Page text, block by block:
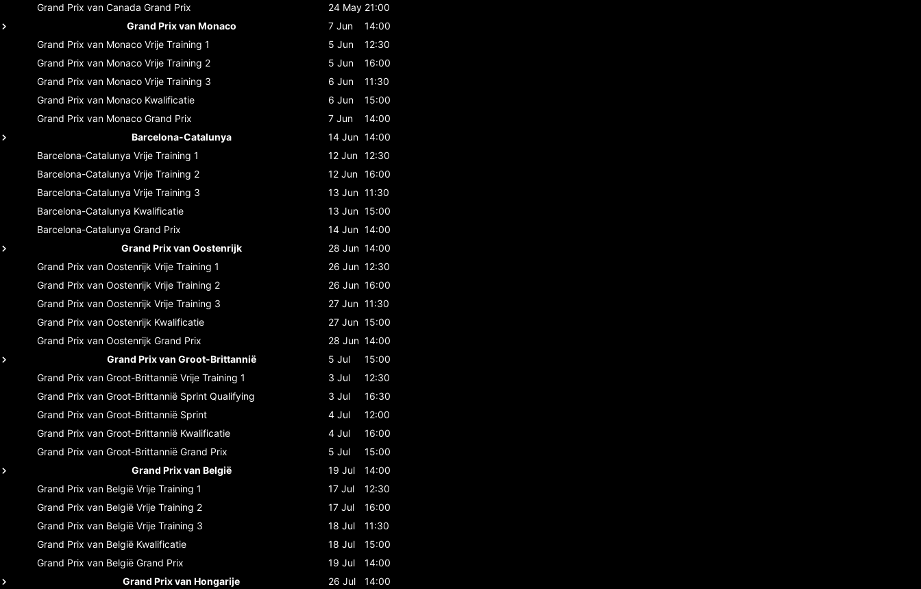
Grand Prix van Canada Grand Prix 24 May 21:00
Grand Prix van Monaco
7 Jun
14:00
Grand Prix van Monaco Vrije Training 1 5 Jun
12:30
Grand Prix van Monaco Vrije Training 2 5 Jun
16:00
Grand Prix van Monaco Vrije Training 3 6 Jun
11:30
Grand Prix van Monaco Kwalificatie 6 Jun
15:00
Grand Prix van Monaco Grand Prix 7 Jun
14:00
Barcelona-Catalunya
14 Jun 14:00
Barcelona-Catalunya Vrije Training 1 12 Jun 12:30
Barcelona-Catalunya Vrije Training 2 12 Jun 16:00
Barcelona-Catalunya Vrije Training 3 13 Jun 11:30
Barcelona-Catalunya Kwalificatie 13 Jun 15:00
Barcelona-Catalunya Grand Prix 14 Jun 14:00
Grand Prix van Oostenrijk
28 Jun 14:00
Grand Prix van Oostenrijk Vrije Training 1 26 Jun 12:30
Grand Prix van Oostenrijk Vrije Training 2 26 Jun 16:00
Grand Prix van Oostenrijk Vrije Training 3 27 Jun 11:30
Grand Prix van Oostenrijk Kwalificatie 27 Jun 15:00
Grand Prix van Oostenrijk Grand Prix 28 Jun 14:00
Grand Prix van Groot-Brittannië
5 Jul
15:00
Grand Prix van Groot-Brittannië Vrije Training 1 3 Jul
12:30
Grand Prix van Groot-Brittannië Sprint Qualifying 3 Jul
16:30
Grand Prix van Groot-Brittannië Sprint 4 Jul
12:00
Grand Prix van Groot-Brittannië Kwalificatie 4 Jul
16:00
Grand Prix van Groot-Brittannië Grand Prix 5 Jul
15:00
Grand Prix van België
19 Jul
14:00
Grand Prix van België Vrije Training 1 17 Jul
12:30
Grand Prix van België Vrije Training 2 17 Jul
16:00
Grand Prix van België Vrije Training 3 18 Jul
11:30
Grand Prix van België Kwalificatie 18 Jul
15:00
Grand Prix van België Grand Prix 19 Jul
14:00
Grand Prix van Hongarije
26 Jul
14:00